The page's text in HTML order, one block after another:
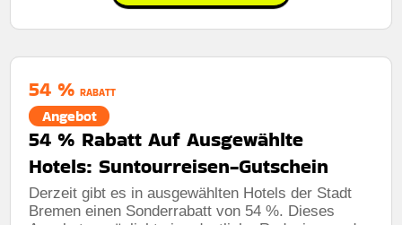
54 % RABATT
Angebot
54 % Rabatt Auf Ausgewählte
Hotels: Suntourreisen-Gutschein
Derzeit gibt es in ausgewählten Hotels der Stadt
Bremen einen Sonderrabatt von 54 %. Dieses